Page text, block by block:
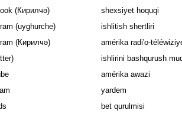
(Кирилчә) Opens in new window
(uyghurche) Opens in new window
(Кирилчә) Opens in new window
shexsiyet hoquqi
ishlitish shertliri
amérika radi'o-
ishlirini bashqurush
amérika awazi Opens
yardem
bet qurulmisi